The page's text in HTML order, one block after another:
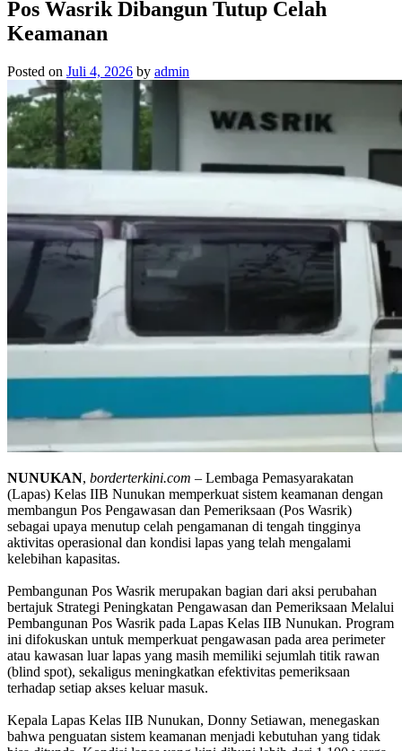
Pos Wasrik Dibangun Tutup Celah
Keamanan
Posted on Juli 4, 2026 by admin
NUNUKAN, borderterkini.com – Lembaga Pemasyarakatan
(Lapas) Kelas IIB Nunukan memperkuat sistem keamanan dengan
membangun Pos Pengawasan dan Pemeriksaan (Pos Wasrik)
sebagai upaya menutup celah pengamanan di tengah tingginya
aktivitas operasional dan kondisi lapas yang telah mengalami
kelebihan kapasitas.
Pembangunan Pos Wasrik merupakan bagian dari aksi perubahan
bertajuk Strategi Peningkatan Pengawasan dan Pemeriksaan Melalui
Pembangunan Pos Wasrik pada Lapas Kelas IIB Nunukan. Program
ini difokuskan untuk memperkuat pengawasan pada area perimeter
atau kawasan luar lapas yang masih memiliki sejumlah titik rawan
(blind spot), sekaligus meningkatkan efektivitas pemeriksaan
terhadap setiap akses keluar masuk.
Kepala Lapas Kelas IIB Nunukan, Donny Setiawan, menegaskan
bahwa penguatan sistem keamanan menjadi kebutuhan yang tidak